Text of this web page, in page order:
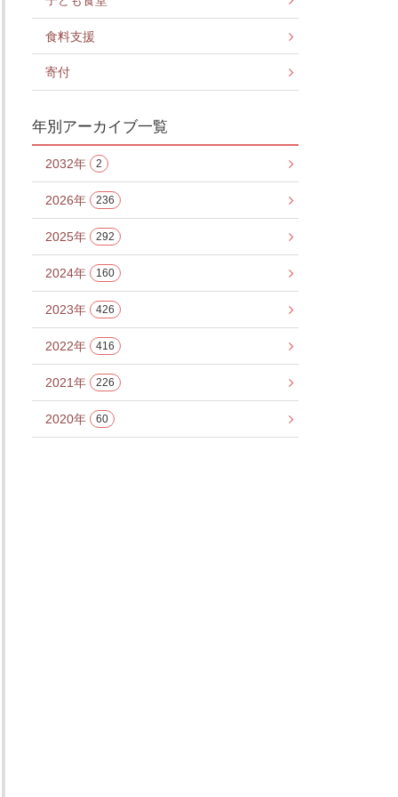
食料支援
寄付
年別アーカイブ一覧
2032年 2
2026年 236
2025年 292
2024年 160
2023年 426
2022年 416
2021年 226
2020年 60